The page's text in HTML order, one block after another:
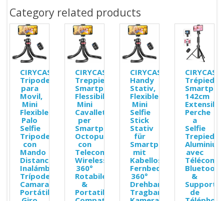
Category related products
CIRYCASE
Tripode
para
Movil,
Mini
Flexible
Palo
Selfie
Tripode
con
Mando
Distancia
Inalámbrico,
Trípode
Camara
Portátil
CIRYCASE
Treppiede
Smartphone,
Flessibile
Mini
Cavalletto
per
Smartphone
Octopus
con
Telecomando
Wireless,
360°
Rotabile
&
Portatile,
CIRYCASE
Handy
Stativ,
Flexibler
Mini
Selfie
Stick
Stativ
für
Smartphone
mit
Kabelloser
Fernbedienung,
360°
Drehbar
Tragbarer
CIRYCASE
Trépied
142cm
Extensible
Perche
a
Selfie
Trepied
Aluminium
avec
Bluetooth
&
Support
de